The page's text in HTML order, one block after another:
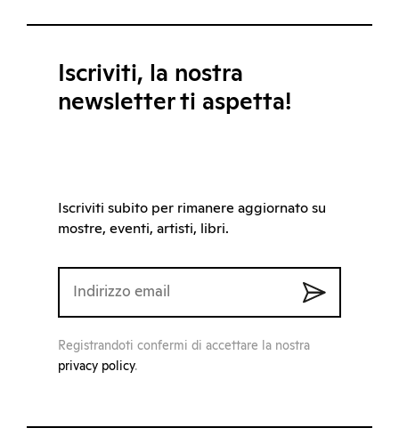
Iscriviti, la nostra
newsletter ti aspetta!
Iscriviti subito per rimanere aggiornato su
mostre, eventi, artisti, libri.
Registrandoti confermi di accettare la nostra
privacy policy.